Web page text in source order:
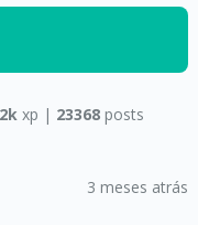
xp | 23368posts
3 meses atrás